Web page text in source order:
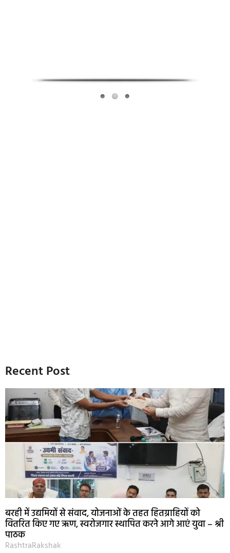
Recent Post
बरही में उद्यमियों से संवाद, योजनाओं के तहत हितग्राहियों को
वितरित किए गए ऋण, स्वरोजगार स्थापित करने आगे आएं युवा – श्री
पाठक
RashtraRakshak